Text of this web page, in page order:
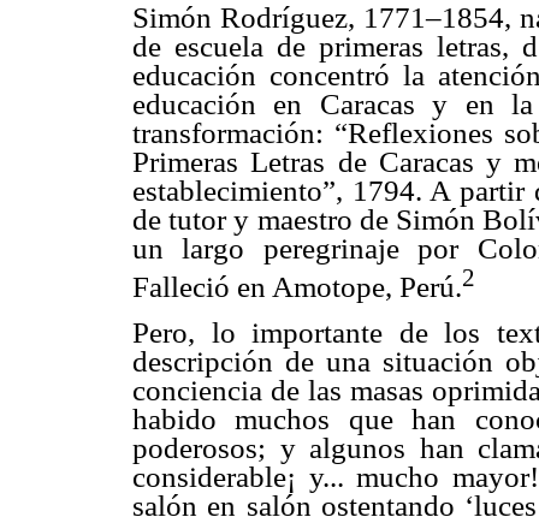
Simón Rodríguez, 1771–1854,
de escuela de primeras letras,
educación concentró la
educación en Caracas y en
transformación: “Reflexiones
Primeras Letras de Caracas y
establecimiento”, 1794. A
de tutor y maestro de Simón
un largo peregrinaje por
Falleció en Amotope, Perú.2
Pero, lo importante de los
descripción de una situación
conciencia de las masas
habido muchos que han
poderosos; y algunos han
considerable¡ y... mucho
salón en salón ostentando